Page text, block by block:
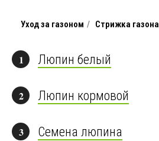
Уход за газоном / Стрижка газона
1 Люпин белый
2 Люпин кормовой
3 Семена люпина